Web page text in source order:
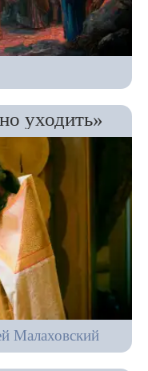
уходить»
Малаховский